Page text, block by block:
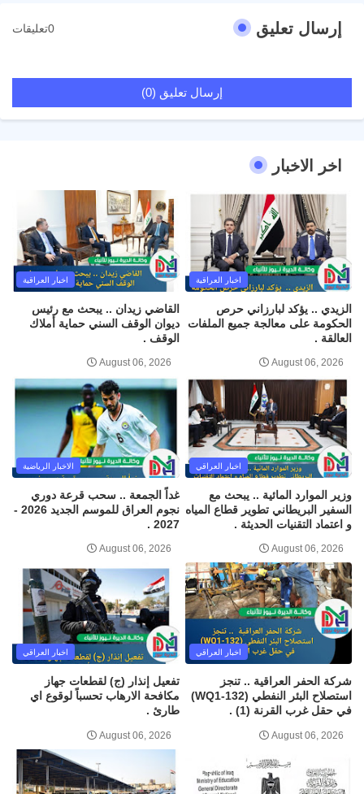
إرسال تعليق 0تعليقات
إرسال تعليق (0)
اخر الاخبار
اخبار العراقية
الزيدي .. يؤكد لبارزاني حرص
الحكومة على معالجة جميع الملفات
العالقة .
August 06, 2026
اخبار العراقية
القاضي زيدان .. يبحث مع رئيس
ديوان الوقف السني حماية أملاك
الوقف .
August 06, 2026
اخبار العراقي
وزير الموارد المائية .. يبحث مع
السفير البريطاني تطوير قطاع المياه
و اعتماد التقنيات الحديثة .
August 06, 2026
الاخبار الرياضية
غداً الجمعة .. سحب قرعة دوري
نجوم العراق للموسم الجديد 2026 -
2027 .
August 06, 2026
اخبار العراقي
شركة الحفر العراقية .. تنجز
استصلاح البئر النفطي (WQ1-132)
في حقل غرب القرنة (1) .
August 06, 2026
اخبار العراقي
تفعيل إنذار (ج) لقطعات جهاز
مكافحة الارهاب تحسباً لوقوع اي
طارئ .
August 06, 2026